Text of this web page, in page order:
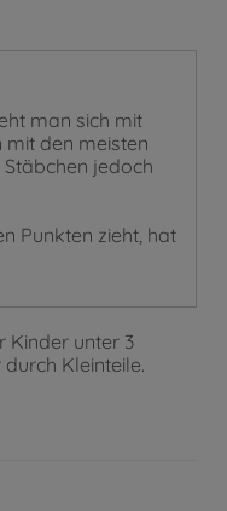
man sich mit
den meisten
jedoch
Punkten zieht, hat
Kinder unter 3
Kleinteile.